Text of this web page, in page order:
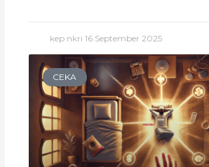
kep nkri16 September 2025
CEKA